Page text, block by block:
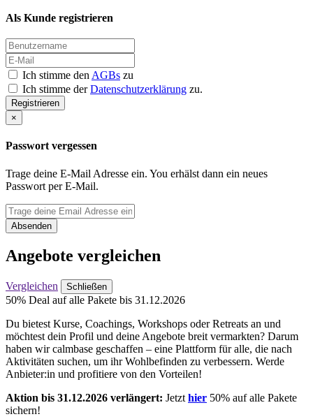
Als Kunde registrieren
Ich stimme den AGBs zu
Ich stimme derDatenschutzerklärung zu.
Registrieren
×
Passwort vergessen
Trage deine E-Mail Adresse ein. You erhälst dann ein neues
Passwort per E-Mail.
Absenden
Angebote vergleichen
Vergleichen Schließen
50% Deal auf alle Pakete bis 31.12.2026
Du bietest Kurse, Coachings, Workshops oder Retreats an und
möchtest dein Profil und deine Angebote breit vermarkten? Darum
haben wir calmbase geschaffen – eine Plattform für alle, die nach
Aktivitäten suchen, um ihr Wohlbefinden zu verbessern. Werde
Anbieter:in und profitiere von den Vorteilen!
Aktion bis 31.12.2026 verlängert: Jetzt hier 50% auf alle Pakete
sichern!